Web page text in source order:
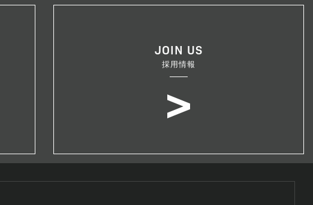
JOIN US
採用情報